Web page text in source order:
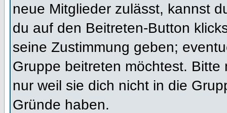
neue Mitglieder zulässt, kannst
du auf den Beitreten-Button
seine Zustimmung geben;
Gruppe beitreten möchtest.
nur weil sie dich nicht in die
Gründe haben.